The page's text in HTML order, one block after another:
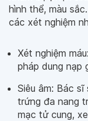
hình thể, màu
các xét nghiệm
Xét nghiệm
pháp dung nạp
Siêu âm: Bác
trứng đa nang
mạc tử cung,